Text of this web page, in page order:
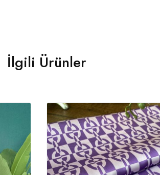
İlgili Ürünler